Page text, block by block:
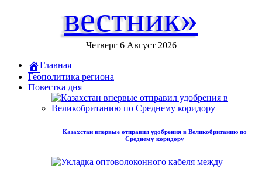
вестник»
Четверг 6 Август 2026
Главная
Геополитика региона
Повестка дня
Казахстан впервые отправил удобрения в Великобританию по
Среднему коридору